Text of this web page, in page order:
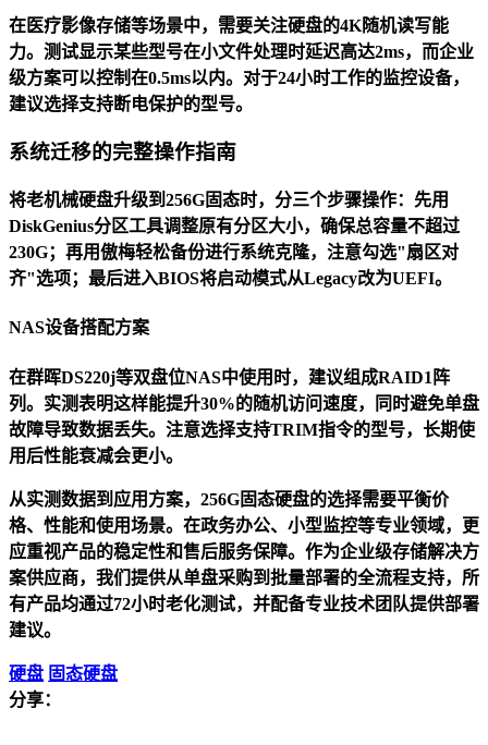
在医疗影像存储等场景中，需要关注硬盘的4K随机读写能
力。测试显示某些型号在小文件处理时延迟高达2ms，而企业
级方案可以控制在0.5ms以内。对于24小时工作的监控设备，
建议选择支持断电保护的型号。
系统迁移的完整操作指南
将老机械硬盘升级到256G固态时，分三个步骤操作：先用
DiskGenius分区工具调整原有分区大小，确保总容量不超过
230G；再用傲梅轻松备份进行系统克隆，注意勾选"扇区对
齐"选项；最后进入BIOS将启动模式从Legacy改为UEFI。
NAS设备搭配方案
在群晖DS220j等双盘位NAS中使用时，建议组成RAID1阵
列。实测表明这样能提升30%的随机访问速度，同时避免单盘
故障导致数据丢失。注意选择支持TRIM指令的型号，长期使
用后性能衰减会更小。
从实测数据到应用方案，256G固态硬盘的选择需要平衡价
格、性能和使用场景。在政务办公、小型监控等专业领域，更
应重视产品的稳定性和售后服务保障。作为企业级存储解决方
案供应商，我们提供从单盘采购到批量部署的全流程支持，所
有产品均通过72小时老化测试，并配备专业技术团队提供部署
建议。
硬盘 固态硬盘
分享：